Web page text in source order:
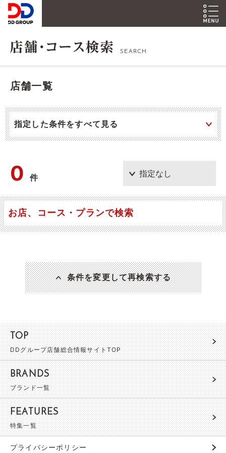
SEARCH
店舗一覧
指定した条件をすべて見る
0件
お店、コース・プランで検索
条件を変更して再検索する
TOP
DDグループ店舗総合情報サイトTOP
BRANDS
ブランド一覧
FEATURES
特集一覧
プライバシーポリシー